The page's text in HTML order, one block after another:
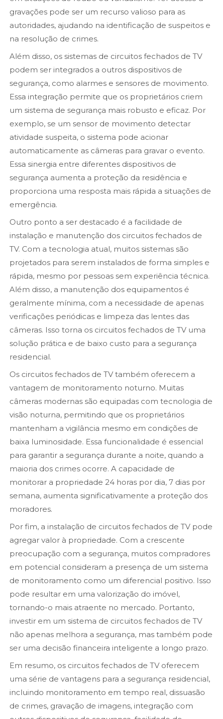
gravações pode ser um recurso valioso para as
autoridades, ajudando na identificação de suspeitos e
na resolução de crimes.
Além disso, os sistemas de circuitos fechados de TV
podem ser integrados a outros dispositivos de
segurança, como alarmes e sensores de movimento.
Essa integração permite que os proprietários criem
um sistema de segurança mais robusto e eficaz. Por
exemplo, se um sensor de movimento detectar
atividade suspeita, o sistema pode acionar
automaticamente as câmeras para gravar o evento.
Essa sinergia entre diferentes dispositivos de
segurança aumenta a proteção da residência e
proporciona uma resposta mais rápida a situações de
emergência.
Outro ponto a ser destacado é a facilidade de
instalação e manutenção dos circuitos fechados de
TV. Com a tecnologia atual, muitos sistemas são
projetados para serem instalados de forma simples e
rápida, mesmo por pessoas sem experiência técnica.
Além disso, a manutenção dos equipamentos é
geralmente mínima, com a necessidade de apenas
verificações periódicas e limpeza das lentes das
câmeras. Isso torna os circuitos fechados de TV uma
solução prática e de baixo custo para a segurança
residencial.
Os circuitos fechados de TV também oferecem a
vantagem de monitoramento noturno. Muitas
câmeras modernas são equipadas com tecnologia de
visão noturna, permitindo que os proprietários
mantenham a vigilância mesmo em condições de
baixa luminosidade. Essa funcionalidade é essencial
para garantir a segurança durante a noite, quando a
maioria dos crimes ocorre. A capacidade de
monitorar a propriedade 24 horas por dia, 7 dias por
semana, aumenta significativamente a proteção dos
moradores.
Por fim, a instalação de circuitos fechados de TV pode
agregar valor à propriedade. Com a crescente
preocupação com a segurança, muitos compradores
em potencial consideram a presença de um sistema
de monitoramento como um diferencial positivo. Isso
pode resultar em uma valorização do imóvel,
tornando-o mais atraente no mercado. Portanto,
investir em um sistema de circuitos fechados de TV
não apenas melhora a segurança, mas também pode
ser uma decisão financeira inteligente a longo prazo.
Em resumo, os circuitos fechados de TV oferecem
uma série de vantagens para a segurança residencial,
incluindo monitoramento em tempo real, dissuasão
de crimes, gravação de imagens, integração com